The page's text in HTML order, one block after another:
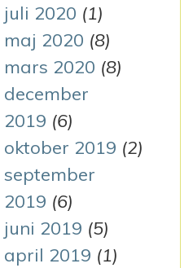
juli 2020 (1)
maj 2020 (8)
mars 2020 (8)
december
2019 (6)
oktober 2019 (2)
september
2019 (6)
juni 2019 (5)
april 2019 (1)